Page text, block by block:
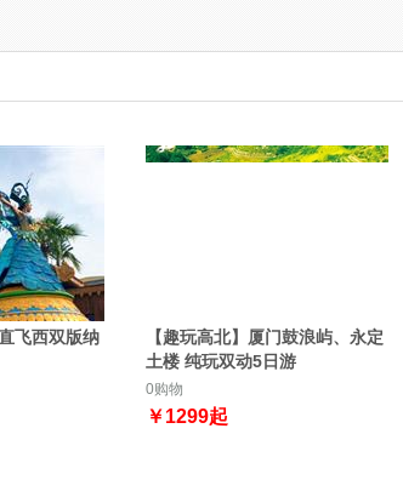
飞西双版纳
【趣玩高北】厦门鼓浪屿、永定
土楼 纯玩双动5日游
0购物
￥1299起